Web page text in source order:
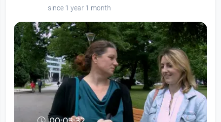
since 1 year 1 month